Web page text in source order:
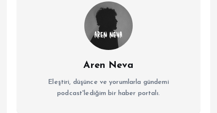
Aren Neva
Eleştiri, düşünce ve yorumlarla gündemi
podcast'lediğim bir haber portalı.